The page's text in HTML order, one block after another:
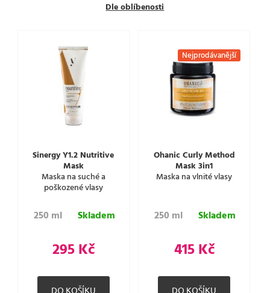
Dle oblíbenosti
Sinergy Y1.2 Nutritive
Mask
Maska na suché a
poškozené vlasy
250 ml Skladem
295 Kč
Nejprodávanější
Ohanic Curly Method
Mask 3in1
Maska na vlnité vlasy
250 ml Skladem
415 Kč